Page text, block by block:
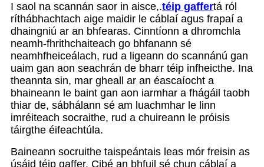
I saol na scannán saor in aisce,.téip gaffertá ról
ríthábhachtach aige maidir le cáblaí agus frapaí a
dhaingniú ar an bhfearas. Cinntíonn a dhromchla
neamh-fhrithchaiteach go bhfanann sé
neamhfheiceálach, rud a ligeann do scannánú gan
uaim gan aon seachrán de bharr téip infheicthe. Ina
theannta sin, mar gheall ar an éascaíocht a
bhaineann le baint gan aon iarmhar a fhágáil taobh
thiar de, sábhálann sé am luachmhar le linn
imréiteach socraithe, rud a chuireann le próisis
táirgthe éifeachtúla.
Baineann socruithe taispeántais leas mór freisin as
úsáid téip gaffer. Cibé an bhfuil sé chun cáblaí a